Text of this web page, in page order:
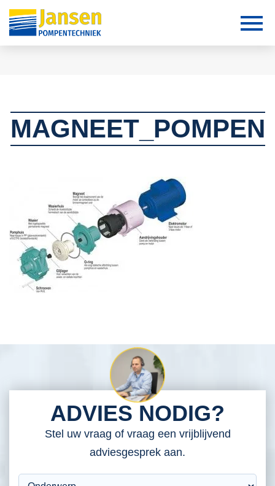
MAGNEET_POMPEN
ADVIES NODIG?
Stel uw vraag of vraag een vrijblijvend
adviesgesprek aan.